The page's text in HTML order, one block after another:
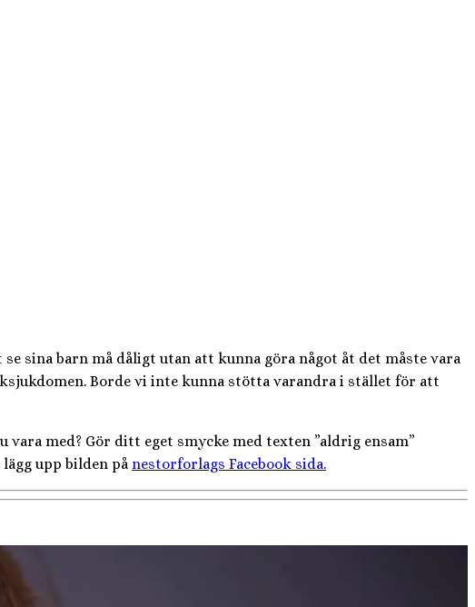
sina barn må dåligt utan att kunna göra något åt det måste vara
Borde vi inte kunna stötta varandra i stället för att
med? Gör ditt eget smycke med texten ”aldrig ensam”
upp bilden på nestorforlags Facebook sida.